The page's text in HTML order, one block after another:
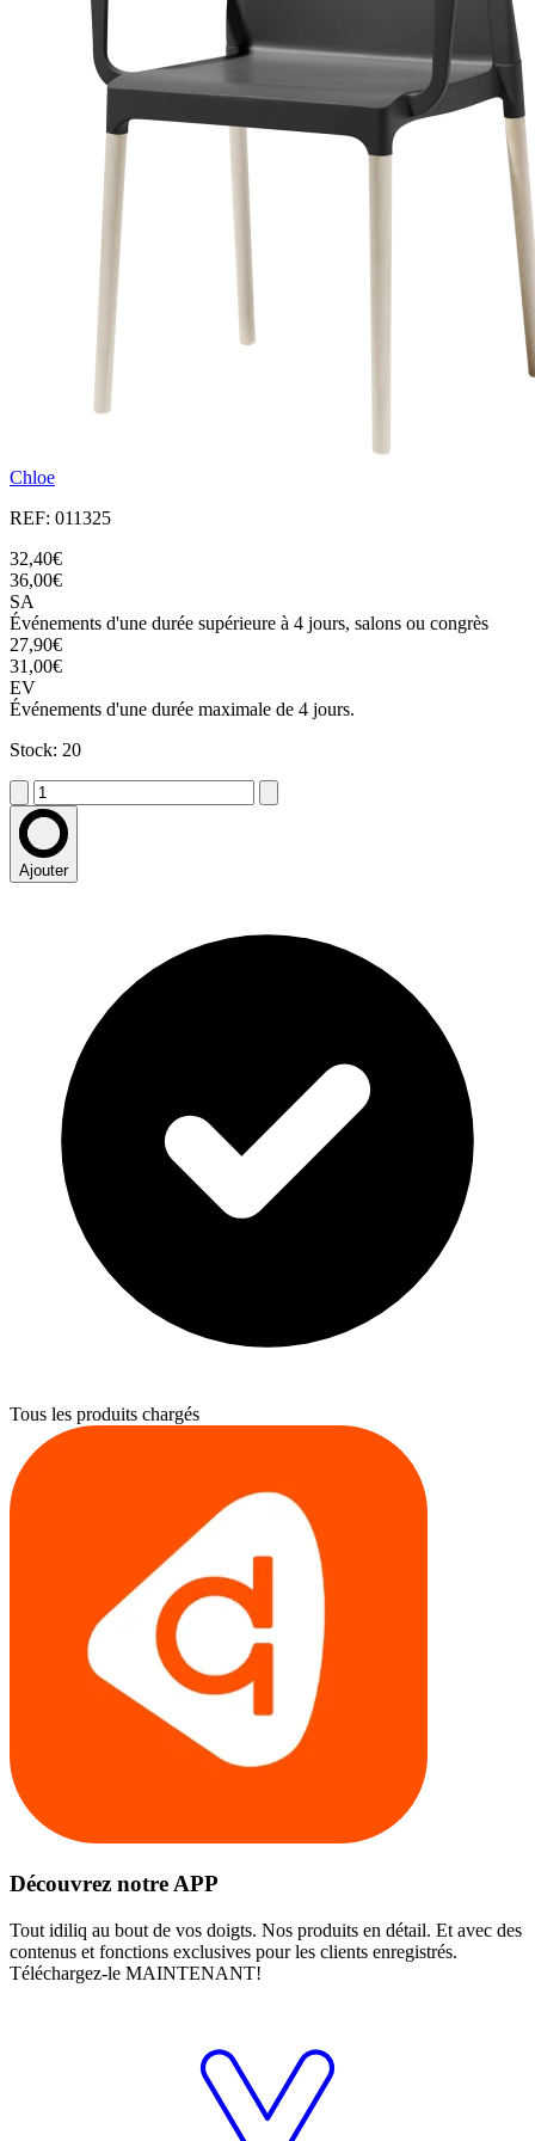
Chloe
REF: 011325
32,40€
36,00€
SA
Événements d'une durée supérieure à 4 jours, salons ou congrès
27,90€
31,00€
EV
Événements d'une durée maximale de 4 jours.
Stock: 20
Ajouter
Tous les produits chargés
Découvrez notre APP
Tout idiliq au bout de vos doigts. Nos produits en détail. Et avec des
contenus et fonctions exclusives pour les clients enregistrés.
Téléchargez-le MAINTENANT!